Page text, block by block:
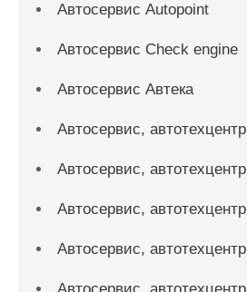
Автосервис Autopoint
Автосервис Check engine
Автосервис Автека
Автосервис, автотехцентр
Автосервис, автотехцентр
Автосервис, автотехцентр
Автосервис, автотехцентр